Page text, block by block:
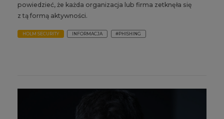
powiedzieć, że każda organizacja lub firma zetknęła się
z tą formą aktywności.
HOLM SECURITY INFORMACJA #PHISHING